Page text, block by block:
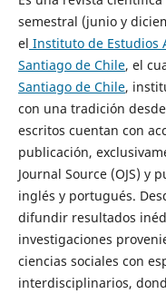
semestral (junio y
el Instituto de Estudios
Santiago de Chile, el
Santiago de Chile,
con una tradición
escritos cuentan con
publicación,
Journal Source (OJS) y
inglés y portugués.
difundir resultados
investigaciones
ciencias sociales con
interdisciplinarios,